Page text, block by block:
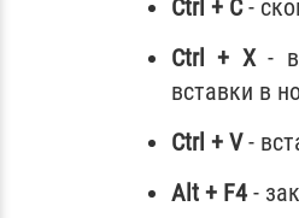
Ctrl + C-
Ctrl + X-
вставки в
Ctrl + V-
Alt + F4 -